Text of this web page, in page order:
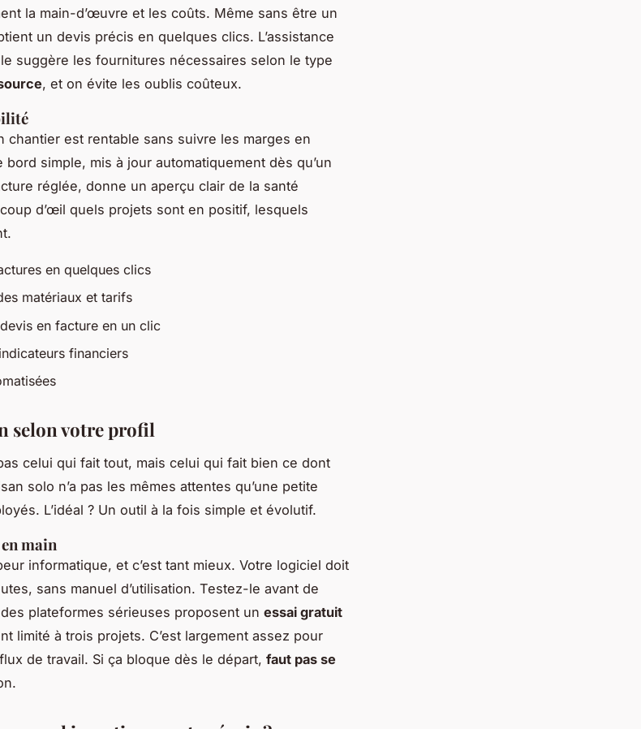
la main-d’œuvre et les coûts. Même sans être un
un devis précis en quelques clics. L’assistance
suggère les fournitures nécessaires selon le type
, et on évite les oublis coûteux.
chantier est rentable sans suivre les marges en
simple, mis à jour automatiquement dès qu’un
réglée, donne un aperçu clair de la santé
d’œil quels projets sont en positif, lesquels
en quelques clics
matériaux et tarifs
en facture en un clic
financiers
selon votre profil
celui qui fait tout, mais celui qui fait bien ce dont
solo n’a pas les mêmes attentes qu’une petite
L’idéal ? Un outil à la fois simple et évolutif.
main
informatique, et c’est tant mieux. Votre logiciel doit
sans manuel d’utilisation. Testez-le avant de
plateformes sérieuses proposent un essai gratuit
limité à trois projets. C’est largement assez pour
de travail. Si ça bloque dès le départ, faut pas se